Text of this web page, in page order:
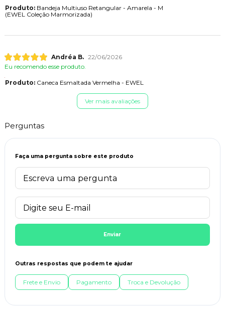
Produto:Bandeja Multiuso Retangular - Amarela - M
(EWEL Coleção Marmorizada)
Andréa B. 22/06/2026
Eu recomendo esse produto.
Produto:Caneca Esmaltada Vermelha - EWEL
Ver mais avaliações
Perguntas
Faça uma pergunta sobre este produto
Enviar
Outras respostas que podem te ajudar
Frete e Envio Pagamento Troca e Devolução